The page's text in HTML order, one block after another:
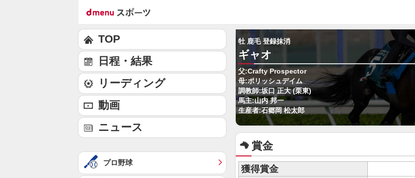
牡 鹿毛 登録抹消
ギャオ
父:Crafty Prospector
母:ポリッシュデイム
調教師:坂口 正大 (栗東)
馬主:山内 邦一
生産者:石郷岡 松太郎
賞金
獲得賞金
TOP
日程・結果
リーディング
動画
ニュース
プロ野球